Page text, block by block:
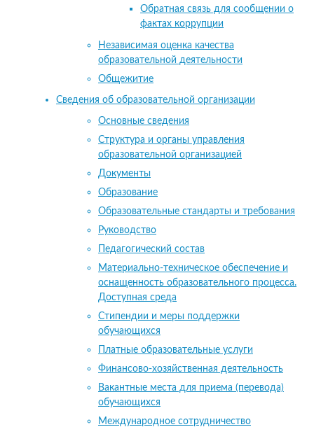
Обратная связь для сообщении о
фактах коррупции
Независимая оценка качества
образовательной деятельности
Общежитие
Сведения об образовательной организации
Основные сведения
Структура и органы управления
образовательной организацией
Документы
Образование
Образовательные стандарты и требования
Руководство
Педагогический состав
Материально-техническое обеспечение и
оснащенность образовательного процесса.
Доступная среда
Стипендии и меры поддержки
обучающихся
Платные образовательные услуги
Финансово-хозяйственная деятельность
Вакантные места для приема (перевода)
обучающихся
Международное сотрудничество